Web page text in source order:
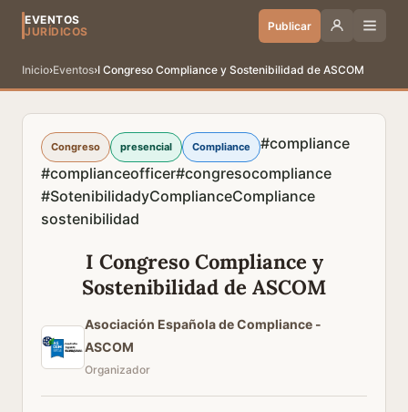
EVENTOS
JURÍDICOS
Publicar
Inicio›Eventos›I Congreso Compliance y Sostenibilidad de ASCOM
Congreso presencial Compliance
#compliance
#complianceofficer#congresocompliance
#SotenibilidadyComplianceCompliance
sostenibilidad
I Congreso Compliance y
Sostenibilidad de ASCOM
Asociación Española de Compliance -
ASCOM
Organizador